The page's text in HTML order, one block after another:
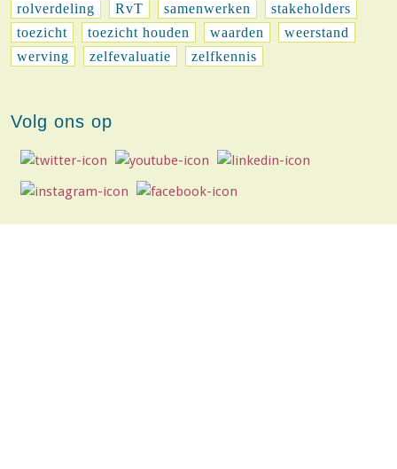
rolverdeling
RvT samenwerken
stakeholders
toezicht
toezicht houden waarden
weerstand
werving
zelfevaluatie zelfkennis
Volg ons op